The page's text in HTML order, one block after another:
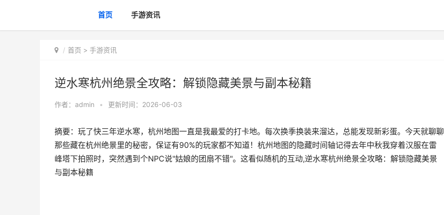
首页 手游资讯
首页 > 手游资讯
逆水寒杭州绝景全攻略：解锁隐藏美景与副本秘籍
作者： admin • 更新时间：2026-06-03
摘要：玩了快三年逆水寒，杭州地图一直是我最爱的打卡地。每次换季换装来溜达，总能发现新彩蛋。今天就聊聊
那些藏在杭州绝景里的秘密，保证有90%的玩家都不知道！杭州地图的隐藏时间轴记得去年中秋我穿着汉服在雷
峰塔下拍照时，突然遇到个NPC说"姑娘的团扇不错"。这看似随机的互动,逆水寒杭州绝景全攻略：解锁隐藏美景
与副本秘籍